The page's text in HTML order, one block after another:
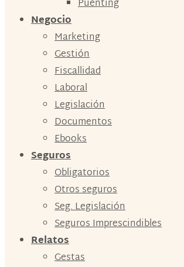
Puénting
Negocio
Marketing
Gestión
Fiscallidad
Laboral
Legislación
Documentos
Ebooks
Seguros
Obligatorios
Otros seguros
Seg. Legislación
Seguros Imprescindibles
Relatos
Gestas